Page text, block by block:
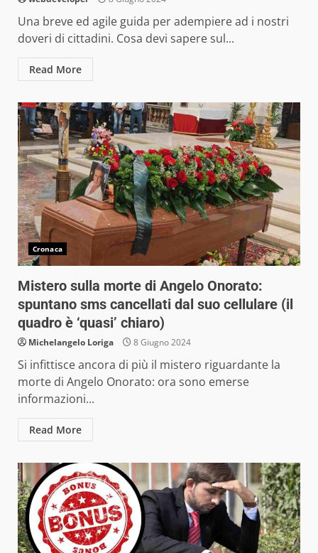
Una breve ed agile guida per adempiere ad i nostri
doveri di cittadini. Cosa devi sapere sul...
Read More
Cronaca
Mistero sulla morte di Angelo Onorato:
spuntano sms cancellati dal suo cellulare (il
quadro è ‘quasi’ chiaro)
Michelangelo Loriga 8 Giugno 2024
Si infittisce ancora di più il mistero riguardante la
morte di Angelo Onorato: ora sono emerse
informazioni...
Read More